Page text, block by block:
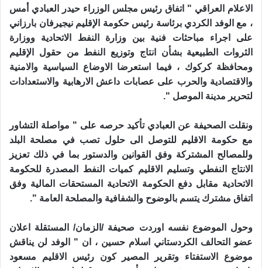
الاعلام العراقي " اتفاق رئيس مجلس الوزراء حيدر العبادي أمس
، مع الوفد الكردي برئاسة رئيس حكومة الإقليم نيجيرفان بارزاني
على اجراء مباحثات فنية بين وزارة النفط الاتحادية ووزارة
الثروات الطبيعية بشأن انتاج وتوزيع النفط من حقول الإقليم
ومحافظة كركوك ، فيما استعرضا الاوضاع السياسية والامنية
والاقتصادية والحرب على عصابات داعش الارهابية والاستعدادات
لتحرير مدينة الموصل ".
ونقلت الصحيفة عن العبادي تأكيد حرصه على " مواصلة التشاور
مع حكومة الاقليم للتوصل الى حلول تصب في مصلحة البلد
وللمصالح المشتركة وفق القوانين والدستور بما في ذلك تعزيز
الانتاج النفطي وتسليم الاقليم كميات النفط المصدرة للحكومة
الاتحادية مقابل دفع الحكومة الاتحادية المستحقات المالية وفق
اتفاق مشترك يتسم بالوضوح والشفافية والمصلحة العامة ".
وحول الموضوع نفسه اوردت صحيفة /الزمان/ المستقلة اعلان
عضو التحالف الكردستاني اسلام حسين ، ان " الوفد لن يناقش
موضوع الاستفتاء وتقرير المصير كون رئيس الاقليم مسعود